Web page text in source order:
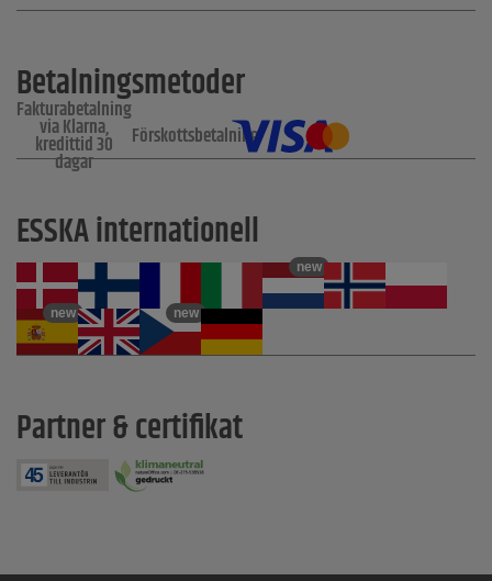
Betalningsmetoder
Fakturabetalning
via Klarna,
kredittid 30
dagar
Förskottsbetalning
ESSKA internationell
new
new new
Partner & certifikat